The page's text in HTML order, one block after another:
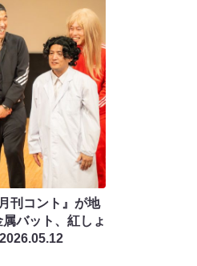
刊コント』が地
バット、紅しょ
2026.05.12